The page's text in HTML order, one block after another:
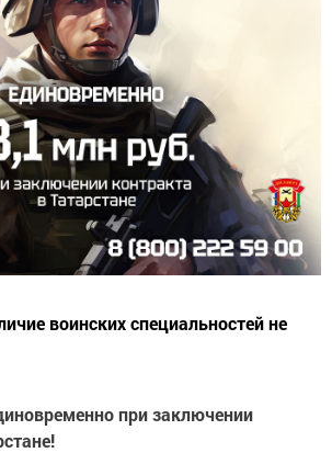
воинских специальностей не
при заключении